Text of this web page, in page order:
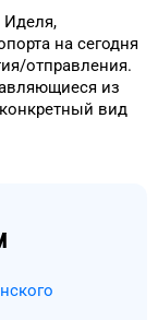
Иделя,
на сегодня
отправления.
из
вид